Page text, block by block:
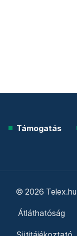
Támogatás
© 2026
Átláthatóság